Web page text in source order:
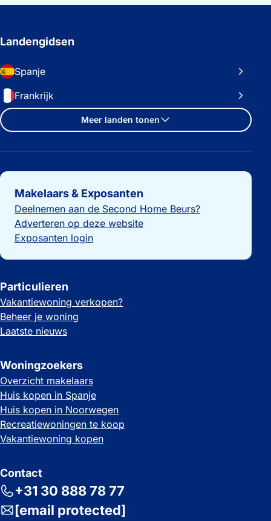
Landengidsen
Spanje
Frankrijk
Meer landen tonen
Belangrijke links
Makelaars & Exposanten
Deelnemen aan de Second Home Beurs?
Adverteren op deze website
Exposanten login
Particulieren
Vakantiewoning verkopen?
Beheer je woning
Laatste nieuws
Woningzoekers
Overzicht makelaars
Huis kopen in Spanje
Huis kopen in Noorwegen
Recreatiewoningen te koop
Vakantiewoning kopen
Contact
+31 30 888 78 77
[email protected]